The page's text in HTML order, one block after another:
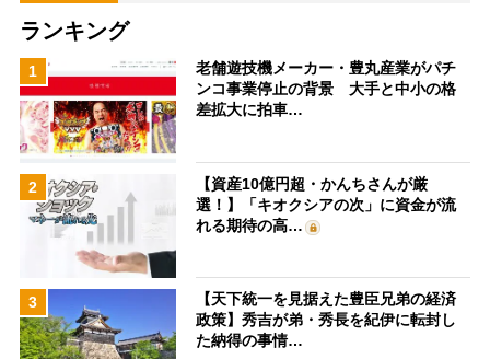
ランキング
1
老舗遊技機メーカー・豊丸産業がパチ
ンコ事業停止の背景 大手と中小の格
差拡大に拍車…
2
【資産10億円超・かんちさんが厳
選！】「キオクシアの次」に資金が流
れる期待の高…
3
【天下統一を見据えた豊臣兄弟の経済
政策】秀吉が弟・秀長を紀伊に転封し
た納得の事情…